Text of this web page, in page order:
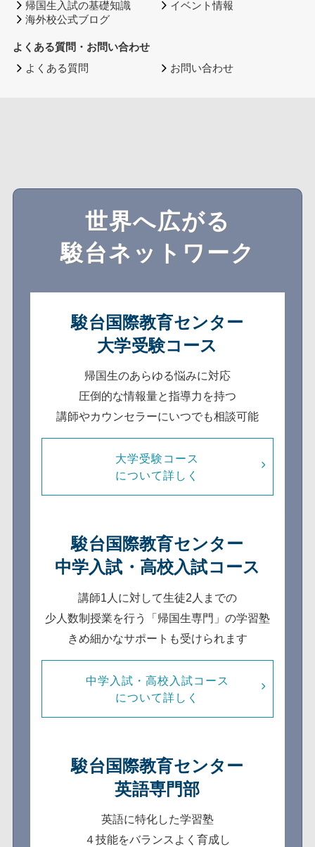
帰国生入試の基礎知識
海外校公式ブログ
イベント情報
よくある質問・お問い合わせ
よくある質問
お問い合わせ
世界へ広がる
駿台ネットワーク
駿台国際教育センター
大学受験コース
帰国生のあらゆる悩みに対応
圧倒的な情報量と指導力を持つ
講師やカウンセラーにいつでも相談可能
大学受験コース
について詳しく
駿台国際教育センター
中学入試・高校入試コース
講師1人に対して生徒2人までの
少人数制授業を行う「帰国生専門」の学習塾
きめ細かなサポートも受けられます
中学入試・高校入試コース
について詳しく
駿台国際教育センター
英語専門部
英語に特化した学習塾
４技能をバランスよく育成し